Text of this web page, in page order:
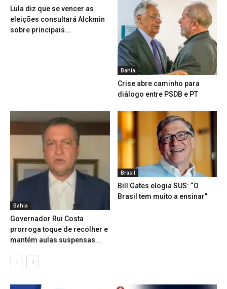
Lula diz que se vencer as
eleições consultará Alckmin
sobre principais...
Bahia
Crise abre caminho para
diálogo entre PSDB e PT
Bahia
Governador Rui Costa
prorroga toque de recolher e
mantém aulas suspensas...
Brasil
Bill Gates elogia SUS: “O
Brasil tem muito a ensinar”